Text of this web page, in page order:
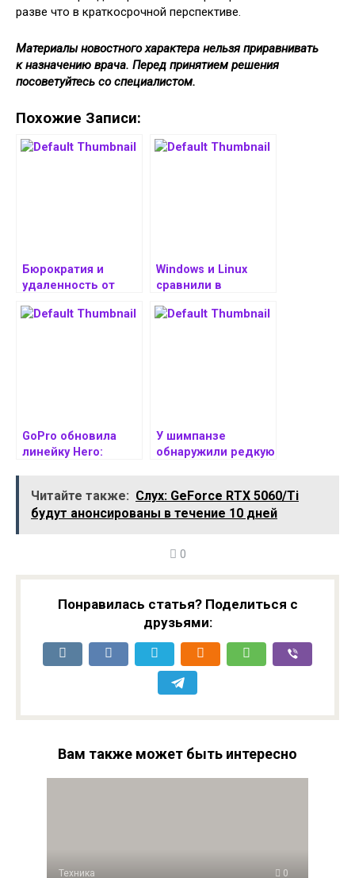
разве что в краткосрочной перспективе.
Материалы новостного характера нельзя приравнивать
к назначению врача. Перед принятием решения
посоветуйтесь со специалистом.
Похожие Записи:
Бюрократия и
удаленность от
препятствуют TSMC
Windows и Linux
сравнили в
видеокартами AMD
GoPro обновила
линейку Hero:
подходят соцсетям
У шимпанзе
обнаружили редкую
полностью новые
жесты
Читайте также: Слух: GeForce RTX 5060/Ti
будут анонсированы в течение 10 дней
0
Понравилась статья? Поделиться с
друзьями:
Вам также может быть интересно
Техника 0